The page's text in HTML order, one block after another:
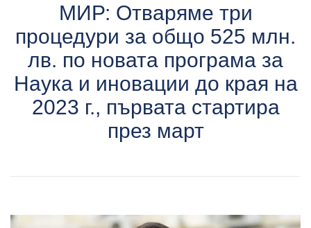
МИР: Отваряме три
процедури за общо 525 млн.
лв. по новата програма за
Наука и иновации до края на
2023 г., първата стартира
през март